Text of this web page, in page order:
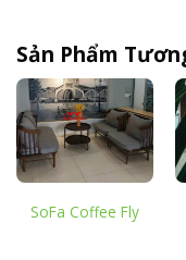
Sản Phẩm
SoFa Coffee Fly